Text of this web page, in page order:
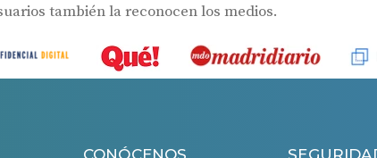
también la reconocen los medios.